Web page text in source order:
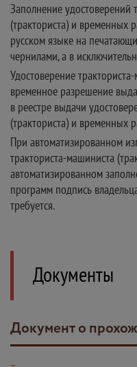
Заполнение удостоверений
(тракториста) и временных
русском языке на
чернилами, а в
Удостоверение
временное разрешение
в реестре выдачи
(тракториста) и временных
При автоматизированном
тракториста-машиниста
автоматизированном
программ подпись
требуется.
Документы
Документ о